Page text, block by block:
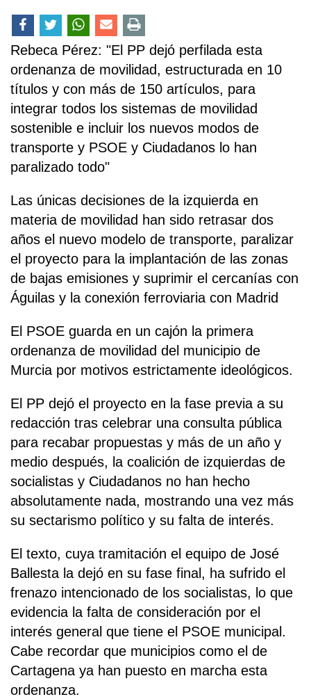
Rebeca Pérez: "El PP dejó perfilada esta
ordenanza de movilidad, estructurada en 10
títulos y con más de 150 artículos, para
integrar todos los sistemas de movilidad
sostenible e incluir los nuevos modos de
transporte y PSOE y Ciudadanos lo han
paralizado todo"
Las únicas decisiones de la izquierda en
materia de movilidad han sido retrasar dos
años el nuevo modelo de transporte, paralizar
el proyecto para la implantación de las zonas
de bajas emisiones y suprimir el cercanías con
Águilas y la conexión ferroviaria con Madrid
El PSOE guarda en un cajón la primera
ordenanza de movilidad del municipio de
Murcia por motivos estrictamente ideológicos.
El PP dejó el proyecto en la fase previa a su
redacción tras celebrar una consulta pública
para recabar propuestas y más de un año y
medio después, la coalición de izquierdas de
socialistas y Ciudadanos no han hecho
absolutamente nada, mostrando una vez más
su sectarismo político y su falta de interés.
El texto, cuya tramitación el equipo de José
Ballesta la dejó en su fase final, ha sufrido el
frenazo intencionado de los socialistas, lo que
evidencia la falta de consideración por el
interés general que tiene el PSOE municipal.
Cabe recordar que municipios como el de
Cartagena ya han puesto en marcha esta
ordenanza.